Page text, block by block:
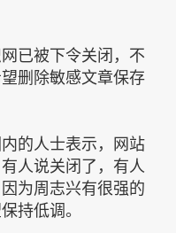
已被下令关闭，不
删除敏感文章保存
的人士表示，网站
人说关闭了，有人
为周志兴有很强的
持低调。